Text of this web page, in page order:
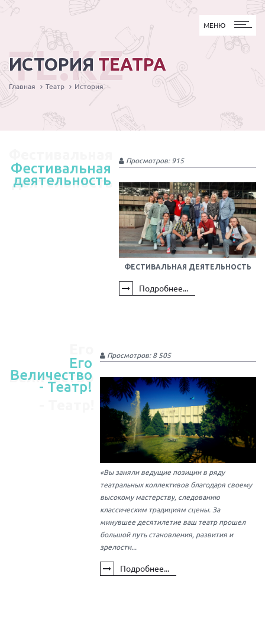
МЕНЮ
МЕНЮ
ИСТОРИЯ ТЕАТРА
TL.KZ
Главная Театр История
деятельность
Фестивальная
деятельность
Просмотров: 915
ФЕСТИВАЛЬНАЯ ДЕЯТЕЛЬНОСТЬ
Подробнее...
Величество
Его
Величество
- Театр!
Просмотров: 8 505
«Вы заняли ведущие позиции в ряду
театральных коллективов благодаря своему
высокому мастерству, следованию
классическим традициям сцены. За
минувшее десятилетие ваш театр прошел
большой путь становления, развития и
зрелости...
Подробнее...